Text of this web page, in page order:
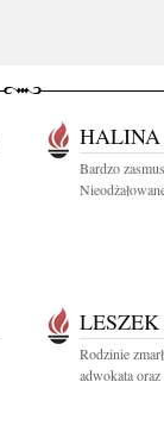
Bardzo
Rodzinie
adwokata oraz